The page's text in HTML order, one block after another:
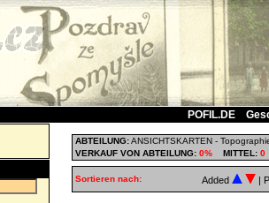
POFIL.DE
ABTEILUNG:ANSICHTSKARTEN -
VERKAUF VON ABTEILUNG: 0% MITTEL: 0
Sortieren nach: Added |